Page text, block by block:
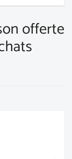
offerte